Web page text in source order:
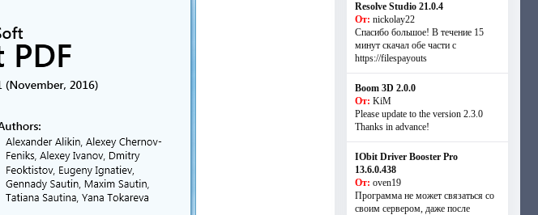
Resolve Studio 21.0.4
От: nickolay22
Спасибо большое! В течение 15
минут скачал обе части с
https://filespayouts
Boom 3D 2.0.0
От: KiM
Please update to the version 2.3.0
Thanks in advance!
IObit Driver Booster Pro
13.6.0.438
От: oven19
Программа не может связаться со
своим сервером, даже после